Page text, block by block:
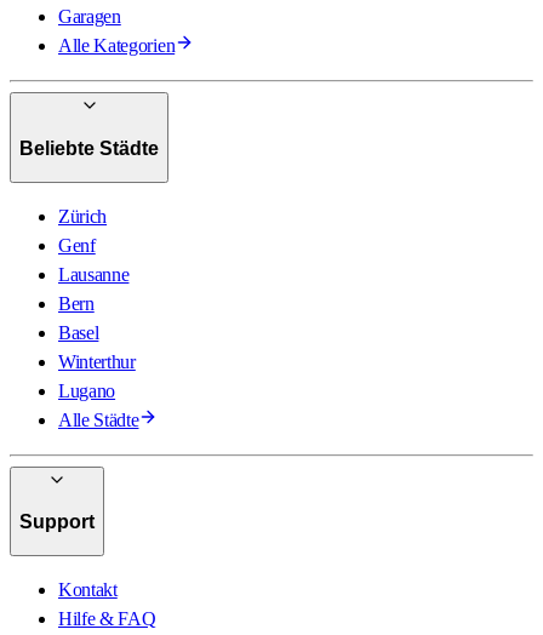
Garagen
Alle Kategorien
Beliebte Städte
Zürich
Genf
Lausanne
Bern
Basel
Winterthur
Lugano
Alle Städte
Support
Kontakt
Hilfe & FAQ